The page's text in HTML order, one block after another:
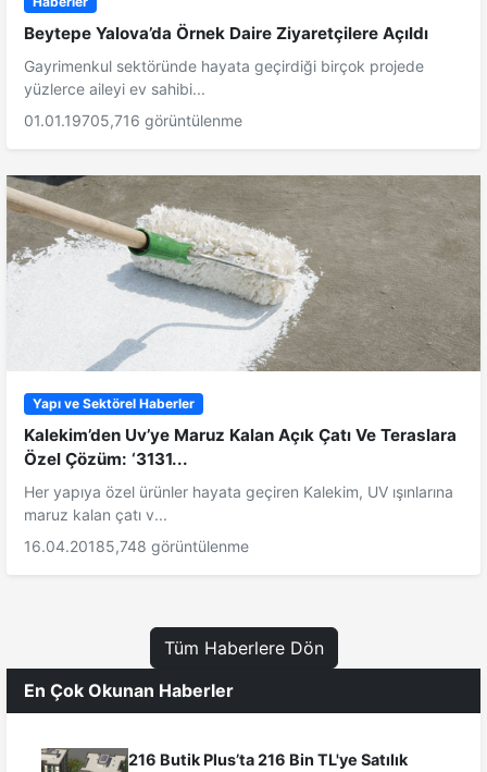
Beytepe Yalova’da Örnek Daire Ziyaretçilere Açıldı
Gayrimenkul sektöründe hayata geçirdiği birçok projede
yüzlerce aileyi ev sahibi...
01.01.19705,716 görüntülenme
Yapı ve Sektörel Haberler
Kalekim’den Uv’ye Maruz Kalan Açık Çatı Ve Teraslara
Özel Çözüm: ‘3131...
Her yapıya özel ürünler hayata geçiren Kalekim, UV ışınlarına
maruz kalan çatı v...
16.04.20185,748 görüntülenme
Tüm Haberlere Dön
En Çok Okunan Haberler
216 Butik Plus’ta 216 Bin TL'ye Satılık